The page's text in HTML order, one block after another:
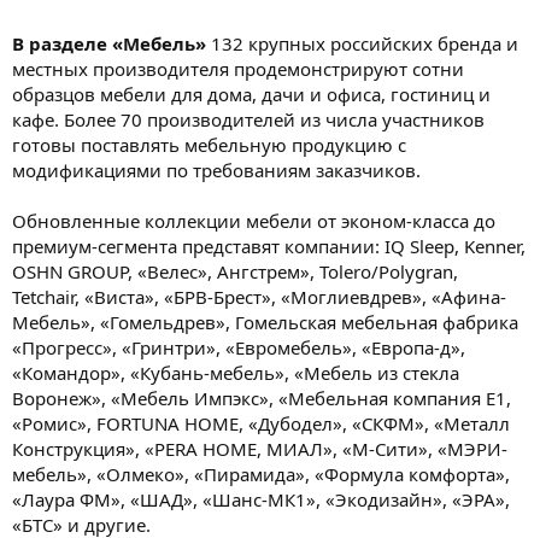
В разделе «Мебель» 132 крупных российских бренда и
местных производителя продемонстрируют сотни
образцов мебели для дома, дачи и офиса, гостиниц и
кафе. Более 70 производителей из числа участников
готовы поставлять мебельную продукцию с
модификациями по требованиям заказчиков.
Обновленные коллекции мебели от эконом-класса до
премиум-сегмента представят компании: IQ Sleep, Kenner,
OSHN GROUP, «Велес», Ангстрем», Tolero/Polygran,
Tetchair, «Виста», «БРВ-Брест», «Моглиевдрев», «Афина-
Мебель», «Гомельдрев», Гомельская мебельная фабрика
«Прогресс», «Гринтри», «Евромебель», «Европа-д»,
«Командор», «Кубань-мебель», «Мебель из стекла
Воронеж», «Мебель Импэкс», «Мебельная компания E1,
«Ромис», FORTUNA HOME, «Дубодел», «СКФМ», «Металл
Конструкция», «PERA HOME, МИАЛ», «М-Сити», «МЭРИ-
мебель», «Олмеко», «Пирамида», «Формула комфорта»,
«Лаура ФМ», «ШАД», «Шанс-МК1», «Экодизайн», «ЭРА»,
«БТС» и другие.